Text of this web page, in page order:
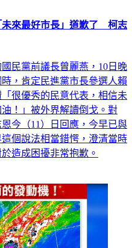
來最好市長」道歉了 柯志
民黨前議長曾麗燕，10日晚
，肯定民進黨市長參選人賴
很優秀的民意代表，相信未
！」被外界解讀倒戈。對
今（11）日回應，今早已與
個說法相當錯愕，澄清當時